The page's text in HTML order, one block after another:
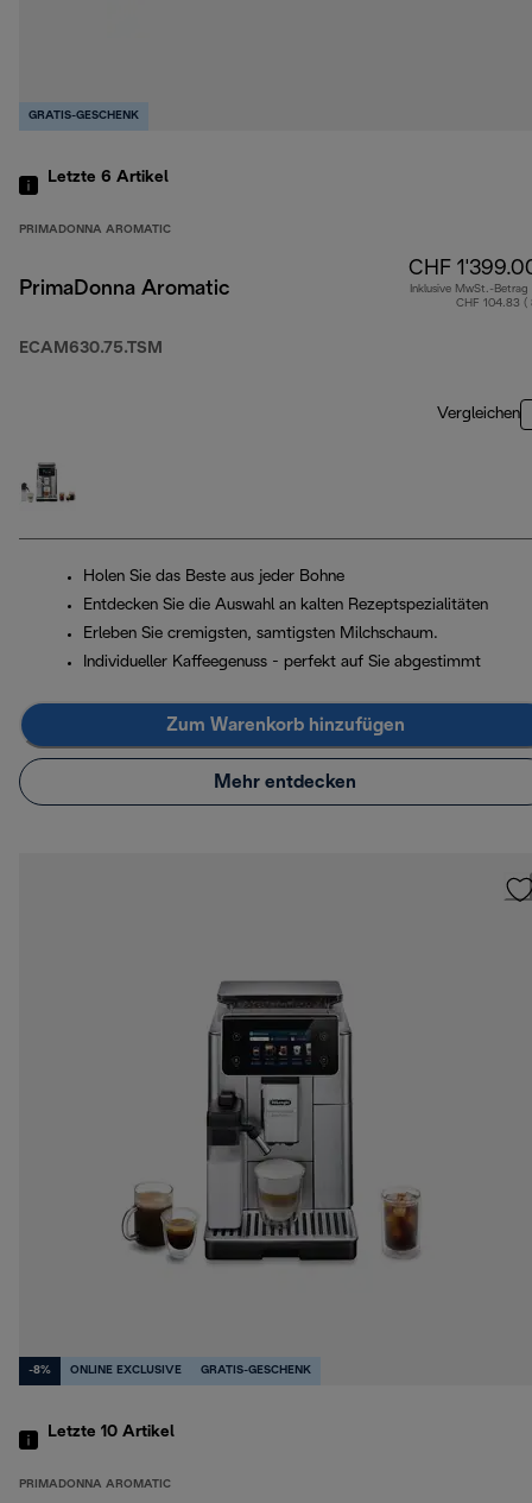
GRATIS-GESCHENK
Letzte 6 Artikel
PRIMADONNA AROMATIC
PrimaDonna Aromatic
ECAM630.75.TSM
CHF
Inklusive MwSt.-Betrag
CHF 104.83 (
Vergleichen
Holen Sie das Beste aus jeder Bohne
Entdecken Sie die Auswahl an kalten Rezeptspezialitäten
Erleben Sie cremigsten, samtigsten Milchschaum.
Individueller Kaffeegenuss - perfekt auf Sie abgestimmt
Zum Warenkorb hinzufügen
Mehr entdecken
-8% ONLINE EXCLUSIVE GRATIS-GESCHENK
Letzte 10 Artikel
PRIMADONNA AROMATIC